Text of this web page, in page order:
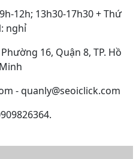
12h; 13h30-17h30 + Thứ
nghỉ
16, Quận 8, TP. Hồ
- quanly@seoiclick.com